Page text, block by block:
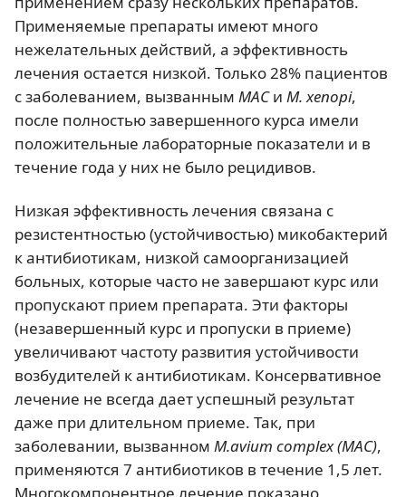
Применяемые препараты имеют много
нежелательных действий, а эффективность
лечения остается низкой. Только 28% пациентов
с заболеванием, вызванным MACи M. xenopi,
после полностью завершенного курса имели
положительные лабораторные показатели и в
течение года у них не было рецидивов.
Низкая эффективность лечения связана с
резистентностью (устойчивостью) микобактерий
к антибиотикам, низкой самоорганизацией
больных, которые часто не завершают курс или
пропускают прием препарата. Эти факторы
(незавершенный курс и пропуски в приеме)
увеличивают частоту развития устойчивости
возбудителей к антибиотикам. Консервативное
лечение не всегда дает успешный результат
даже при длительном приеме. Так, при
заболевании, вызванном M.avium complex (МАС),
применяются 7 антибиотиков в течение 1,5 лет.
Многокомпонентное лечение показано